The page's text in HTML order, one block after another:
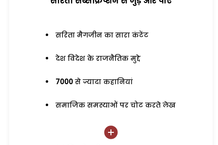
सरिता मैगजीन का सारा कंटेंट
देश विदेश के राजनैतिक मुद्दे
7000 से ज्यादा कहानियां
समाजिक समस्याओं पर चोट करते लेख